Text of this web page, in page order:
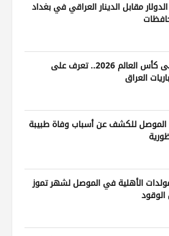
مقابل الدينار العراقي في بغداد
من ودية الأربعاء إلى كأس العالم 2026.. تعرف على
العراق
للكشف عن أسباب وفاة طبيبة
الأهلية في الموصل لشهر تموز